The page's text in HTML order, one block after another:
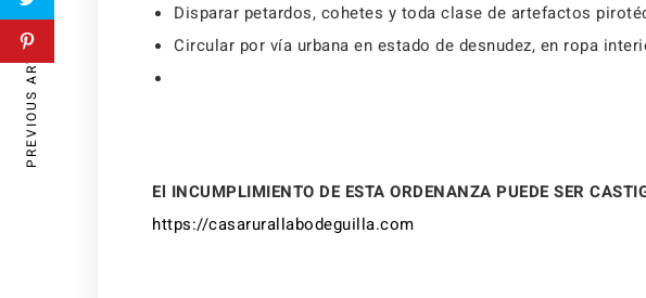
Disparar petardos, cohetes y toda clase de artefactos
Circular por vía urbana en estado de desnudez, en ropa
El INCUMPLIMIENTO DE ESTA ORDENANZA PUEDE SER
https://casarurallabodeguilla.com
PREVIOUS ARTICLE